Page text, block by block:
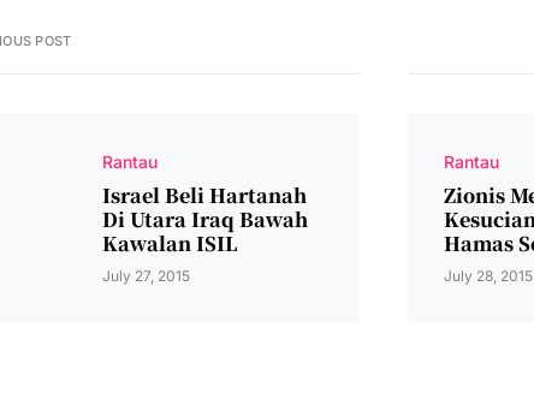
POST
Rantau
Israel Beli Hartanah
Di Utara Iraq Bawah
Kawalan ISIL
July 27, 2015
Rantau
Zionis
Hamas
July 28, 2015